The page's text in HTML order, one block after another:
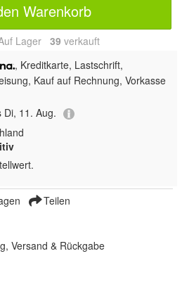
Warenkorb
Lager 39 verkauft
, Kreditkarte, Lastschrift,
Kauf auf Rechnung, Vorkasse
Di, 11. Aug.
Teilen
Versand & Rückgabe